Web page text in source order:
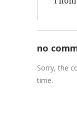
no
Sorry, the
time.